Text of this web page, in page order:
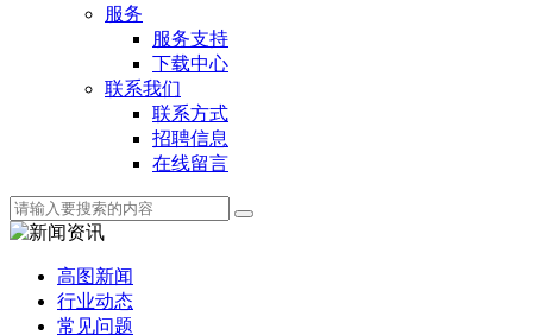
服务
服务支持
下载中心
联系我们
联系方式
招聘信息
在线留言
高图新闻
行业动态
常见问题